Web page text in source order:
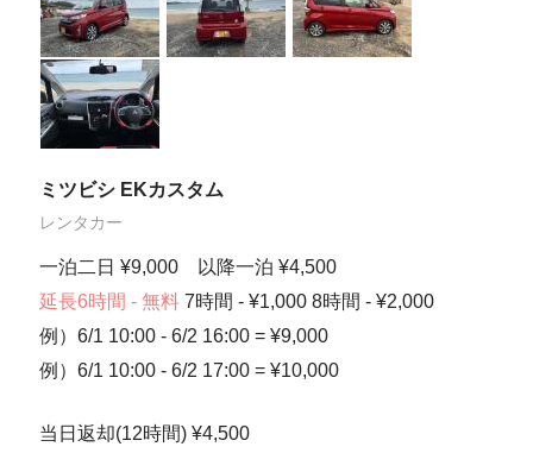
ミツビシ EKカスタム
レンタカー
一泊二日 ¥9,000 以降一泊 ¥4,500
延長6時間 - 無料7時間 - ¥1,000 8時間 - ¥2,000
例）6/1 10:00 - 6/2 16:00 = ¥9,000
例）6/1 10:00 - 6/2 17:00 = ¥10,000
当日返却(12時間) ¥4,500